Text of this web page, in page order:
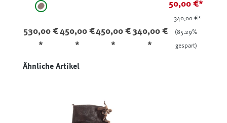
Hirschled
Farbetaupe
530,00 €
*
Navy
450,00 €
*
450,00 €
*
340,00 €
*
Avio
50,00 €*
340,00 €*
(85.29%
gespart)
Produktgalerie überspringen
Ähnliche Artikel